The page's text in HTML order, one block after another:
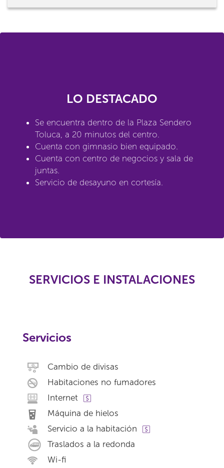
LO DESTACADO
Se encuentra dentro de la Plaza Sendero
Toluca, a 20 minutos del centro.
Cuenta con gimnasio bien equipado.
Cuenta con centro de negocios y sala de
juntas.
Servicio de desayuno en cortesía.
SERVICIOS E INSTALACIONES
Servicios
Cambio de divisas
Habitaciones no fumadores
Internet
Máquina de hielos
Servicio a la habitación
Traslados a la redonda
Wi-fi